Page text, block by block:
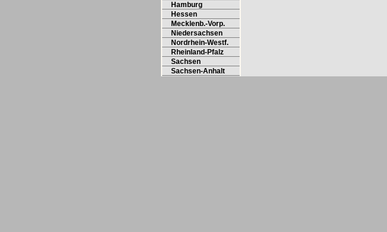
Hamburg
Hessen
Mecklenb.-Vorp.
Niedersachsen
Nordrhein-Westf.
Rheinland-Pfalz
Sachsen
Sachsen-Anhalt